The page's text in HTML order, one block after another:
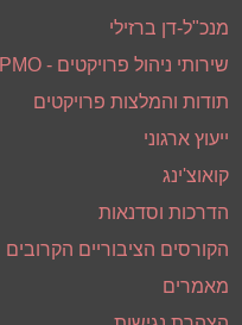
מנכ"ל-דן ברזילי
שירותי ניהול פרויקטים - PMO
תודות והמלצות פרויקטים
ייעוץ ארגוני
קואוצ'ינג
הדרכות וסדנאות
הקורסים הציבוריים הקרובים
מאמרים